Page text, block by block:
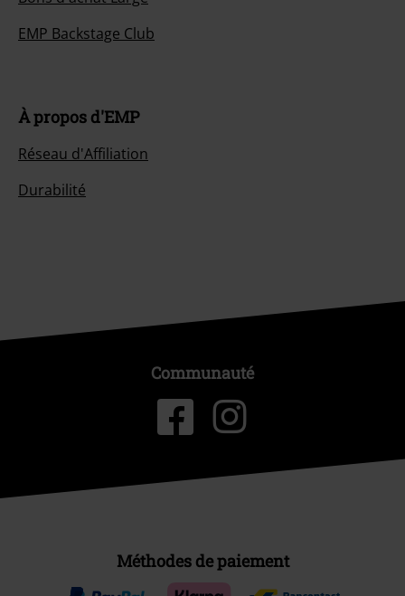
EMP Backstage Club
À propos d'EMP
Réseau d'Affiliation
Durabilité
Communauté
Méthodes de paiement